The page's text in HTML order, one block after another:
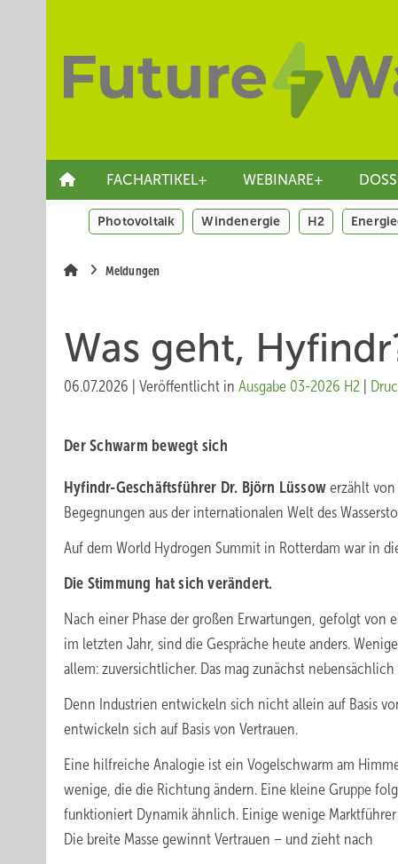
FACHARTIKEL+ WEBINARE+
Photovoltaik Windenergie H2
Meldungen
Was geht,
06.07.2026 Veröffentlicht in Ausgabe 03-2026 H2
Der Schwarm bewegt sich
Hyfindr-Geschäftsführer Dr. Björn Lüssowerzählt
Begegnungen aus der internationalen Welt des
Auf dem World Hydrogen Summit in Rotterdam war in­
Die Stimmung hat sich verändert.
Nach einer Phase der großen Erwartungen, gefolgt von
im letzten Jahr, sind die Gespräche heute anders.
allem: zuversichtlicher. Das mag zunächst
Denn Industrien entwickeln sich nicht allein auf Basis
entwickeln sich auf Basis von Vertrauen.
Eine hilfreiche Analogie ist ein Vogelschwarm am
wenige, die die Richtung ändern. Eine kleine Gruppe
funktioniert Dynamik ähnlich. Einige wenige
Die breite Masse gewinnt Vertrauen – und zieht nach